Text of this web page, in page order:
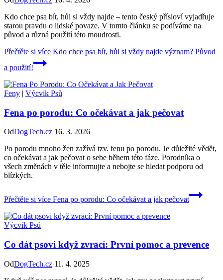
Kdo chce psa bít, hůl si vždy najde – tento český přísloví vyjadřuje
starou pravdu o lidské povaze. V tomto článku se podíváme na
původ a různá použití této moudrosti.
Přečtěte si více Kdo chce psa bít, hůl si vždy najde význam? Původ
a použití!
Feny | Výcvik Psů
Fena po porodu: Co očekávat a jak pečovat
OdDogTech.cz 16. 3. 2026
Po porodu mnoho žen zažívá tzv. fenu po porodu. Je důležité vědět,
co očekávat a jak pečovat o sebe během této fáze. Porodníka o
všech změnách v těle informujte a nebojte se hledat podporu od
blízkých.
Přečtěte si více Fena po porodu: Co očekávat a jak pečovat
Výcvik Psů
Co dát psovi když zvrací: První pomoc a prevence
OdDogTech.cz 11. 4. 2025